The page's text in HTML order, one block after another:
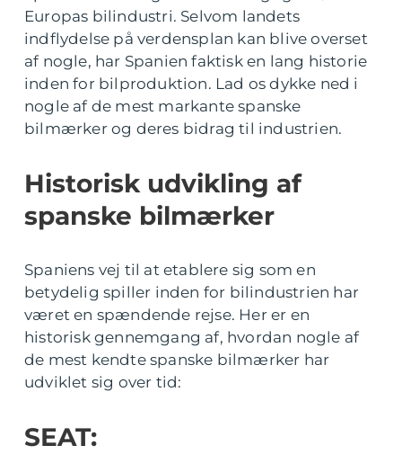
Europas bilindustri. Selvom landets
indflydelse på verdensplan kan blive overset
af nogle, har Spanien faktisk en lang historie
inden for bilproduktion. Lad os dykke ned i
nogle af de mest markante spanske
bilmærker og deres bidrag til industrien.
Historisk udvikling af
spanske bilmærker
Spaniens vej til at etablere sig som en
betydelig spiller inden for bilindustrien har
været en spændende rejse. Her er en
historisk gennemgang af, hvordan nogle af
de mest kendte spanske bilmærker har
udviklet sig over tid:
SEAT: